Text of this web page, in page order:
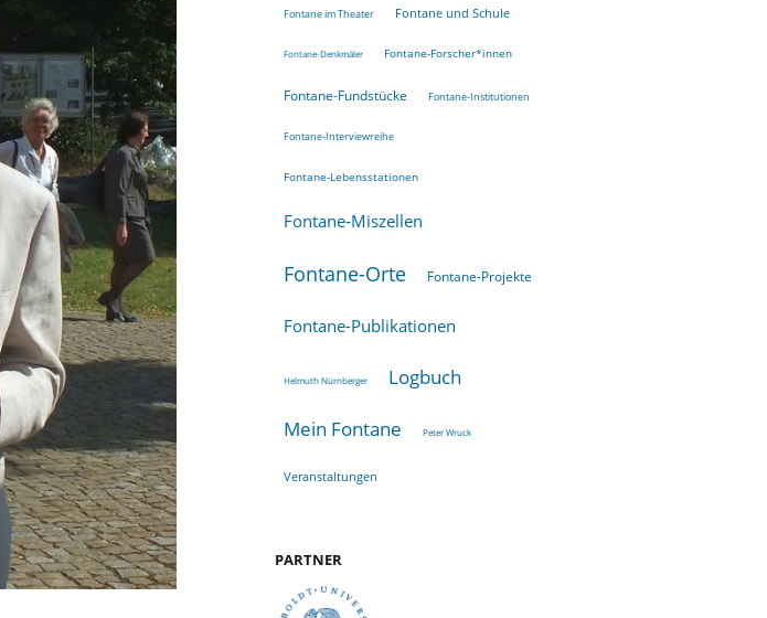
Fontane im Theater Fontane und Schule
Fontane-Denkmäler Fontane-Forscher*innen
Fontane-Fundstücke Fontane-Institutionen
Fontane-Interviewreihe
Fontane-Lebensstationen
Fontane-Miszellen
Fontane-Orte Fontane-Projekte
Fontane-Publikationen
Helmuth Nürnberger Logbuch
Mein Fontane Peter Wruck
Veranstaltungen
PARTNER